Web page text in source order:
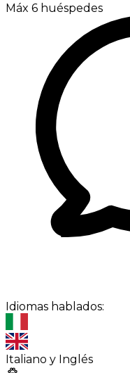
Máx 6 huéspedes
Idiomas hablados:
Italiano y Inglés